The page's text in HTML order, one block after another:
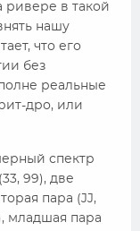
ривере в такой
нашу
что его
без
реальные
дро, или
спектр
99), две
пара (JJ,
младшая пара